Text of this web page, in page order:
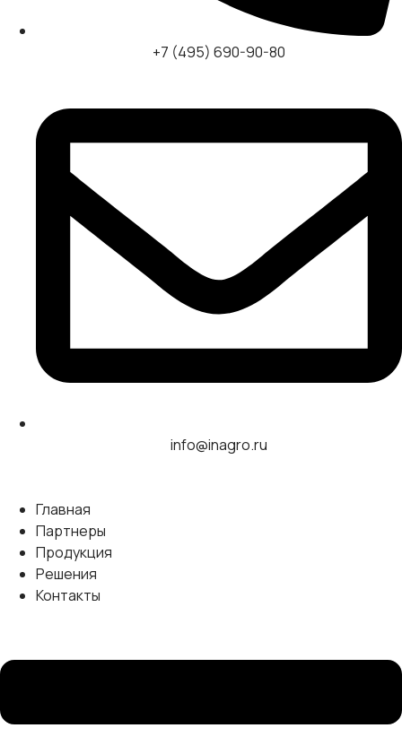
+7 (495) 690-90-80
info@inagro.ru
Главная
Партнеры
Продукция
Решения
Контакты